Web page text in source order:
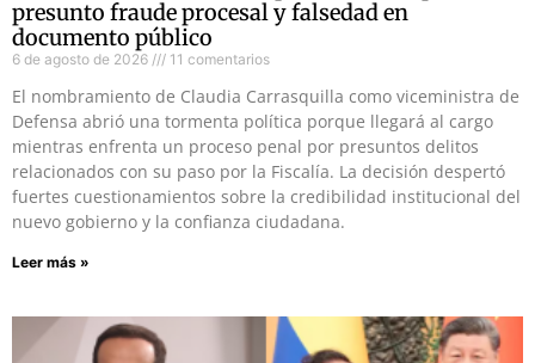
presunto fraude procesal y falsedad en
documento público
6 de agosto de 2026 11 comentarios
El nombramiento de Claudia Carrasquilla como viceministra de
Defensa abrió una tormenta política porque llegará al cargo
mientras enfrenta un proceso penal por presuntos delitos
relacionados con su paso por la Fiscalía. La decisión despertó
fuertes cuestionamientos sobre la credibilidad institucional del
nuevo gobierno y la confianza ciudadana.
Leer más »